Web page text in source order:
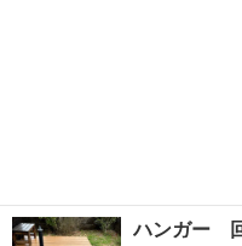
ハンガー